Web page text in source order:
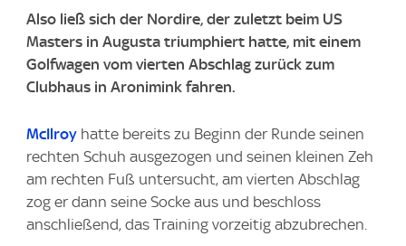
Also ließ sich der Nordire, der zuletzt beim US
Masters in Augusta triumphiert hatte, mit einem
Golfwagen vom vierten Abschlag zurück zum
Clubhaus in Aronimink fahren.
McIlroy hatte bereits zu Beginn der Runde seinen
rechten Schuh ausgezogen und seinen kleinen Zeh
am rechten Fuß untersucht, am vierten Abschlag
zog er dann seine Socke aus und beschloss
anschließend, das Training vorzeitig abzubrechen.